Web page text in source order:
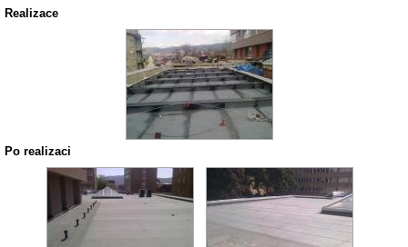
Realizace
Po realizaci